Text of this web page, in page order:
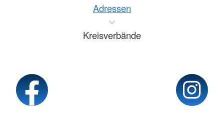
Adressen
Kreisverbände